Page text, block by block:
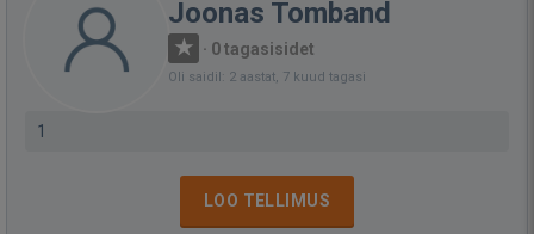
Joonas Tomband
· 0 tagasisidet
Oli saidil: 2 aastat, 7 kuud tagasi
1
LOO TELLIMUS